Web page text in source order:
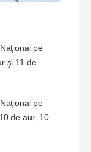
pe
şi 11 de
pe
de aur, 10